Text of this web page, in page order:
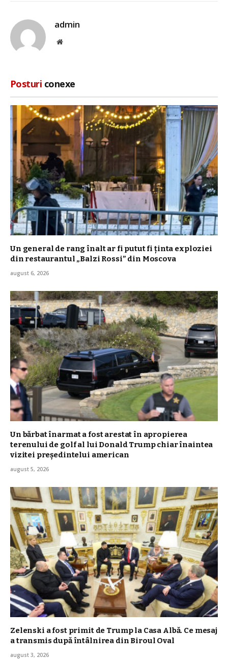
admin
Site
Posturi conexe
Un general de rang înalt ar fi putut fi ținta exploziei
din restaurantul „Balzi Rossi” din Moscova
august 6, 2026
Un bărbat înarmat a fost arestat în apropierea
terenului de golf al lui Donald Trump chiar înaintea
vizitei președintelui american
august 5, 2026
Zelenski a fost primit de Trump la Casa Albă. Ce mesaj
a transmis după întâlnirea din Biroul Oval
august 3, 2026